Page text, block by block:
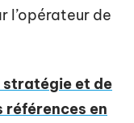
l’opérateur de
stratégie et de
références en